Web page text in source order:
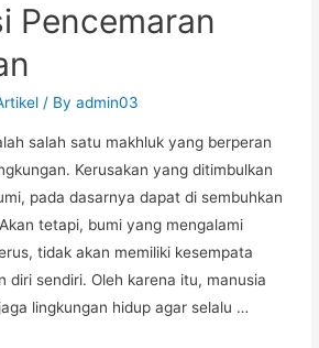
Pencemaran
/ Byadmin03
salah satu makhluk yang berperan
Kerusakan yang ditimbulkan
pada dasarnya dapat di sembuhkan
tetapi, bumi yang mengalami
tidak akan memiliki kesempata
diri sendiri. Oleh karena itu, manusia
lingkungan hidup agar selalu …